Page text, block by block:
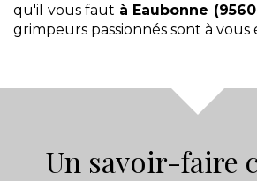
qu'il vous faut à Eaubonne
grimpeurs passionnés sont à vous
Un savoir-faire